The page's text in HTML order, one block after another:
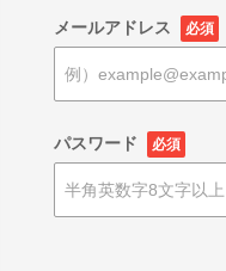
メールアドレス 必須
パスワード 必須